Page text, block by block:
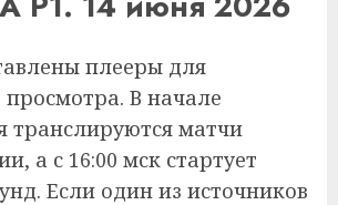
плееры для
просмотра. В начале
транслируются матчи
а с 16:00 мск стартует
Если один из источников